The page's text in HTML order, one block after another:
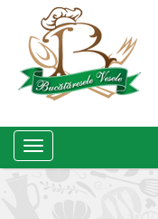
Toggle
Navigation